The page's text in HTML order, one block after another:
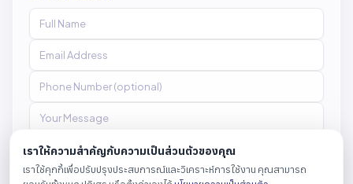
เราให้ความสำคัญกับความเป็นส่วนตัวของคุณ
เราใช้คุกกี้เพื่อปรับปรุงประสบการณ์และวิเคราะห์การใช้งาน คุณสามารถ